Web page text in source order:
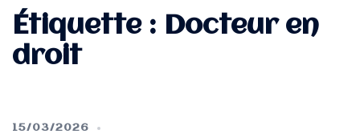
Étiquette : Docteur en
droit
15/03/2026